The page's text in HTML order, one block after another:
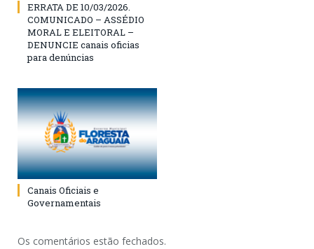
ERRATA DE 10/03/2026.
COMUNICADO – ASSÉDIO
MORAL E ELEITORAL –
DENUNCIE canais oficias
para denúncias
Canais Oficiais e
Governamentais
Os comentários estão fechados.